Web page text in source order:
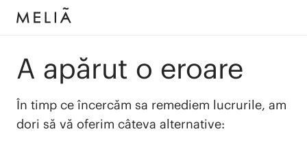
A apărut o eroare
În timp ce încercăm sa remediem lucrurile, am
dori să vă oferim câteva alternative: